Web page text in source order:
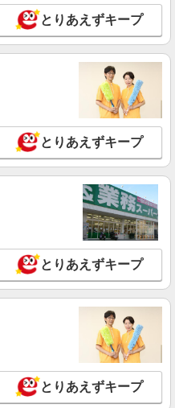
とりあえずキープ
とりあえずキープ
とりあえずキープ
とりあえずキープ